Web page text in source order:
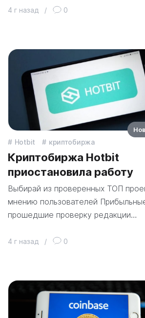
4 г назад / 0
Hotbit криптобиржа
Криптобиржа Hotbit
приостановила работу
Выбирай из проверенных ТОП
мнению пользователей
прошедшие проверку редакции…
4 г назад / 0